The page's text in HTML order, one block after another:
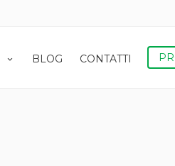
BLOG CONTATTI